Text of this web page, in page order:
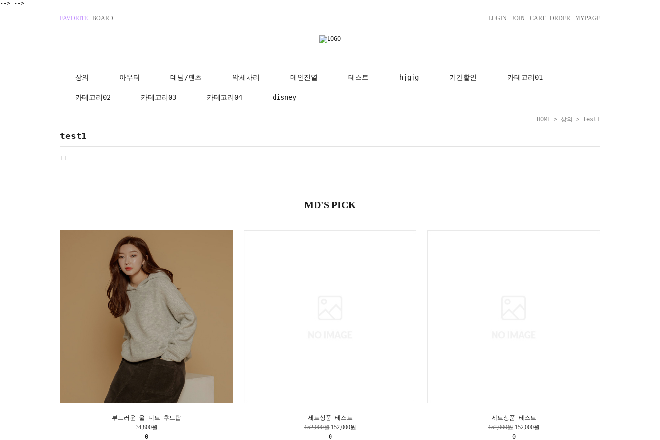
--> -->
FAVORITE BOARD LOGIN JOIN CART ORDER MYPAGE
상의 아우터 데님/팬츠 악세사리 메인진열 테스트 hjgjg 기간할인 카테고리01
카테고리02 카테고리03 카테고리04 disney
HOME > 상의 > Test1
test1
11
MD'S PICK
부드러운 울 니트 후드탑
34,800원
0
세트상품 테스트
152,000원 152,000원
0
세트상품 테스트
152,000원 152,000원
0